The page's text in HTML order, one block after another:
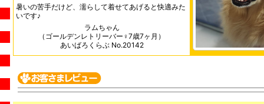
暑いの苦手だけど、濡らして着せてあげると快適みた
いです♪
ラムちゃん
（ゴールデンレトリーバー♀7歳7ヶ月）
あいばろくらぶ No.20142